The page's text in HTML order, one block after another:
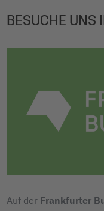
BESUCHE UNS
Auf der Frankfurter